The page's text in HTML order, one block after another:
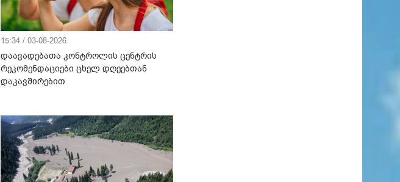
15:34 / 03-08-2026
დაავადებათა კონტროლის ცენტრის
რეკომენდაციები ცხელ დღეებთან
დაკავშირებით